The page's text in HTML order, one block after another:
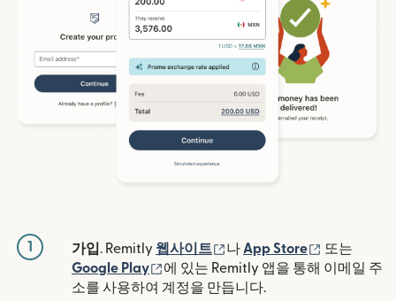
1 가입. Remitly 웹사이트 (새 창에서 열림)
나App Store (새 창에서
또는
Google Play
(새 창에서 열림)
에 있는 Remitly 앱을 통해 이메일 주
소를 사용하여 계정을 만듭니다.